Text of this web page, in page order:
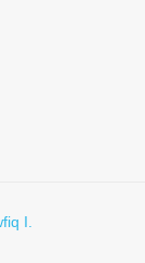
I.